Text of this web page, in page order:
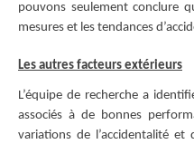
pouvons seulement conclure
mesures et les tendances
Les autres facteurs extérieurs
L’équipe de recherche a
associés à de bonnes
variations de l’accidentalité